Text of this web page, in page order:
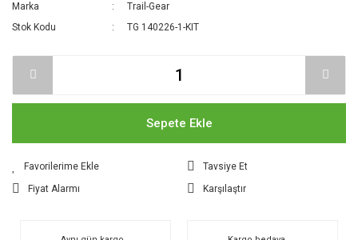
Marka
Trail-Gear
Stok Kodu
TG 140226-1-KIT
Sepete Ekle
Tavsiye Et
Fiyat Alarmı
Karşılaştır